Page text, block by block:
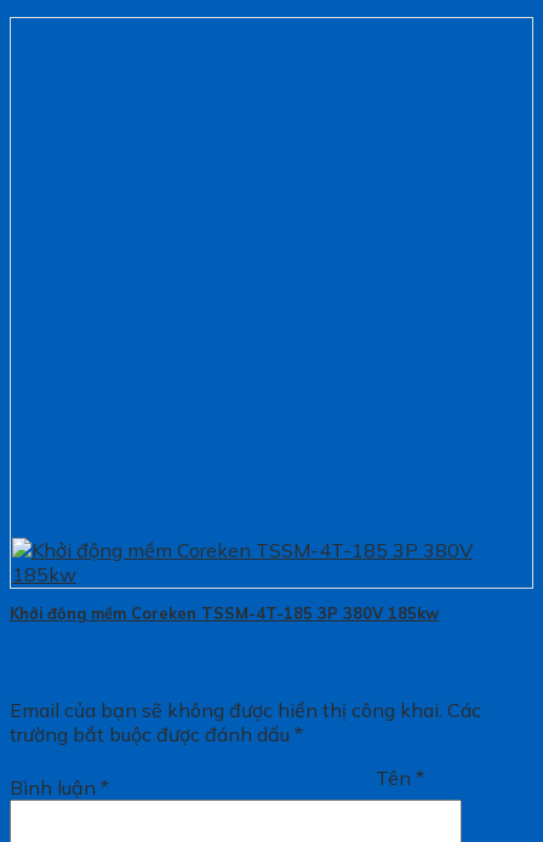
Khởi động mềm Coreken TSSM-4T-185 3P 380V 185kw
Email của bạn sẽ không được hiển thị công khai. Các
trường bắt buộc được đánh dấu *
Bình luận * Tên*